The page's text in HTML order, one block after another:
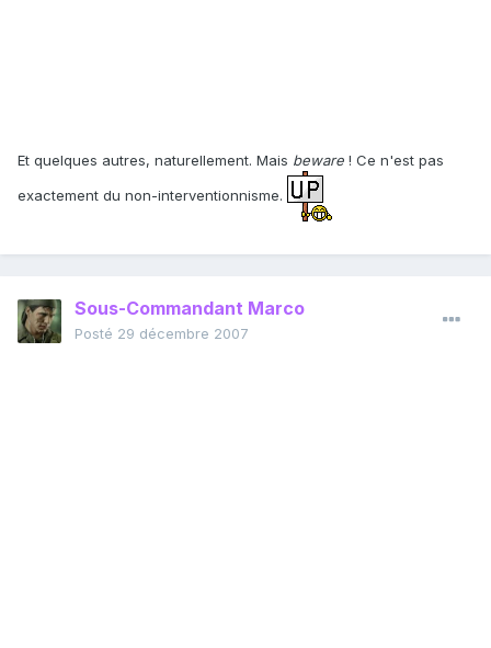
Et quelques autres, naturellement. Mais beware ! Ce n'est pas
exactement du non-interventionnisme.
Sous-Commandant Marco
Posté 29 décembre 2007